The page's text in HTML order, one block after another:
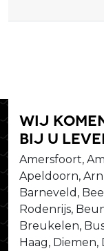
Wij
bij u
Amersfoort,
Apeldoorn,
Barneveld,
Rodenrijs,
Breukelen,
Haag,